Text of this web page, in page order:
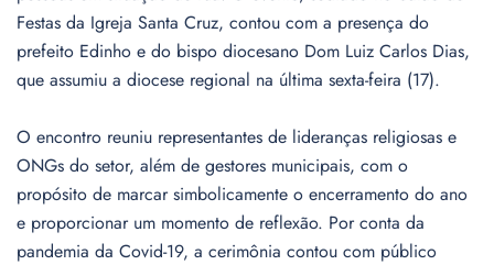
Festas da Igreja Santa Cruz, contou com a presença do
prefeito Edinho e do bispo diocesano Dom Luiz Carlos Dias,
que assumiu a diocese regional na última sexta-feira (17).
O encontro reuniu representantes de lideranças religiosas e
ONGs do setor, além de gestores municipais, com o
propósito de marcar simbolicamente o encerramento do ano
e proporcionar um momento de reflexão. Por conta da
pandemia da Covid-19, a cerimônia contou com público